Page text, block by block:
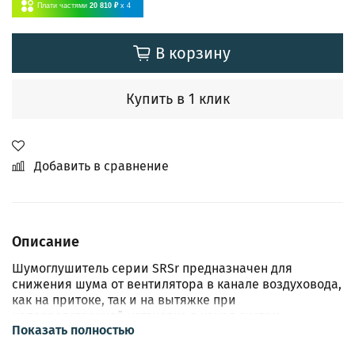
Плати частями 20 810 ₽ x 4
В корзину
Купить в 1 клик
Добавить в сравнение
Описание
Шумоглушитель cерии SRSr предназначен для
снижения шума от вентилятора в канале воздуховода,
как на притоке, так и на вытяжке при
непосредственной установке в канал систем
вентиляции и кондиционирования.
Показать полностью